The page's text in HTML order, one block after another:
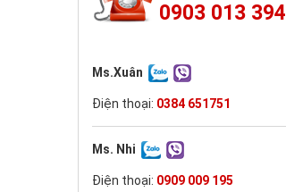
0903 013 394
Ms.Xuân
Điện thoại: 0384 651751
Ms. Nhi
Điện thoại: 0909 009 195